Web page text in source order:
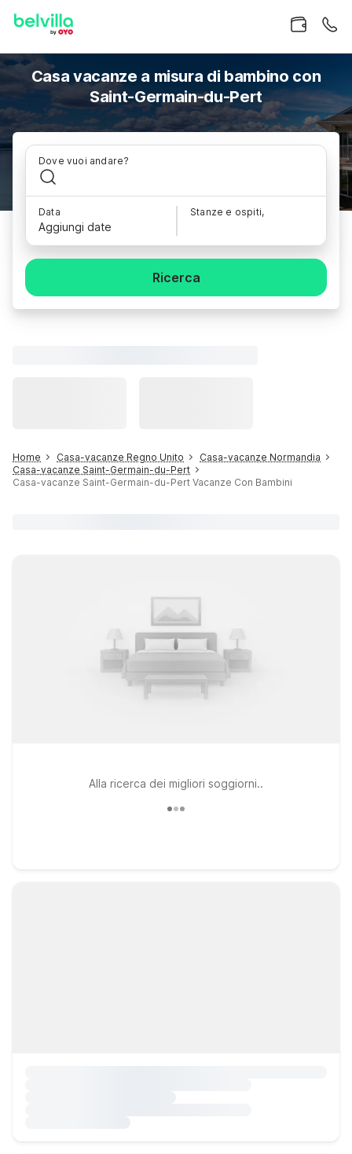
Casa vacanze a misura di bambino con
Saint-Germain-du-Pert
Dove vuoi andare?
Data
Aggiungi date
Stanze e ospiti,
Ricerca
Home Casa-vacanze Regno Unito
Casa-vacanze Normandia
Casa-vacanze Saint-Germain-du-Pert
Casa-vacanze Saint-Germain-du-Pert Vacanze Con Bambini
Alla ricerca dei migliori soggiorni..